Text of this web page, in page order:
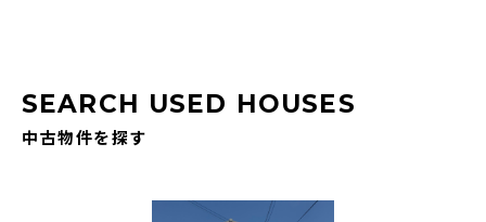
SEARCH USED HOUSES
中古物件を探す